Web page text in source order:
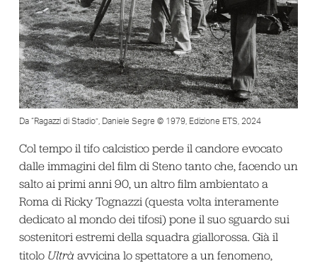
Da “Ragazzi di Stadio”, Daniele Segre © 1979, Edizione ETS, 2024
Col tempo il tifo calcistico perde il candore evocato
dalle immagini del film di Steno tanto che, facendo un
salto ai primi anni 90, un altro film ambientato a
Roma di Ricky Tognazzi (questa volta interamente
dedicato al mondo dei tifosi) pone il suo sguardo sui
sostenitori estremi della squadra giallorossa. Già il
titolo Ultrà avvicina lo spettatore a un fenomeno,